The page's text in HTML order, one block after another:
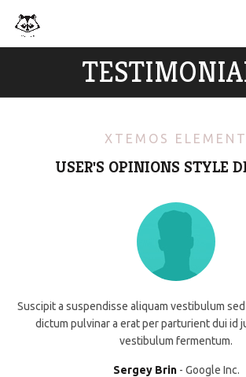
XTEMOS ELEMENT
USER'S OPINIONS STYLE
Suscipit a suspendisse aliquam vestibulum
dictum pulvinar a erat per parturient dui id
vestibulum fermentum.
Sergey Brin Google Inc.